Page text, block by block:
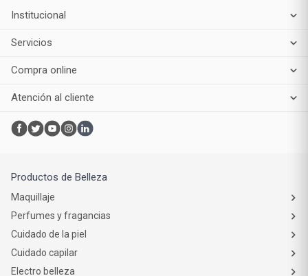
Institucional
Servicios
Compra online
Atención al cliente
Productos de Belleza
Maquillaje
Perfumes y fragancias
Cuidado de la piel
Cuidado capilar
Electro belleza